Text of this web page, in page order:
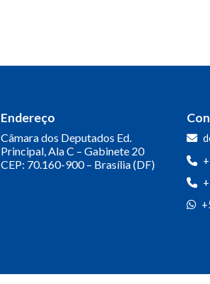
Endereço
Câmara dos Deputados Ed.
Principal, Ala C – Gabinete 20
CEP: 70.160-900 – Brasília (DF)